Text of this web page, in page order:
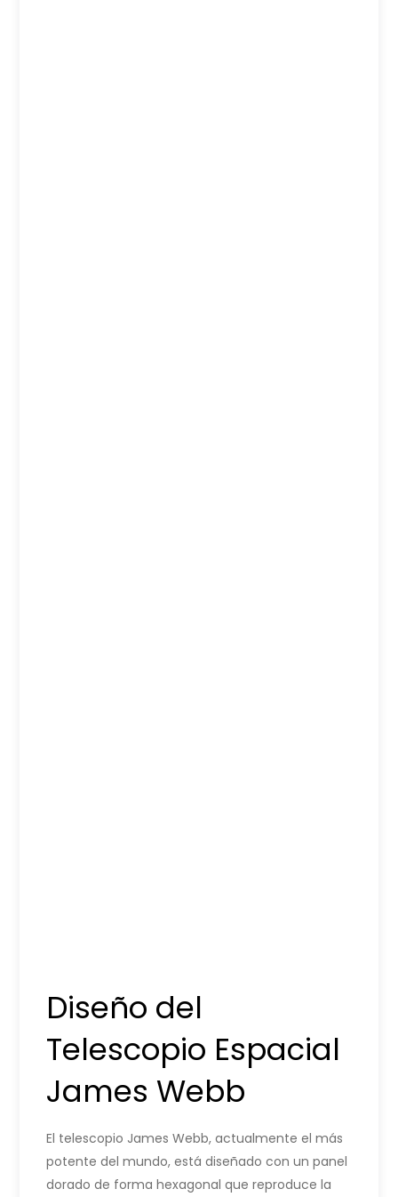
Diseño del
Telescopio Espacial
James Webb
El telescopio James Webb, actualmente el más
potente del mundo, está diseñado con un panel
dorado de forma hexagonal que reproduce la